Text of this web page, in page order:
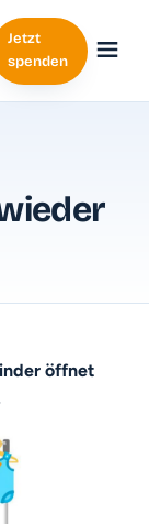
Jetzt
spenden
öffnet